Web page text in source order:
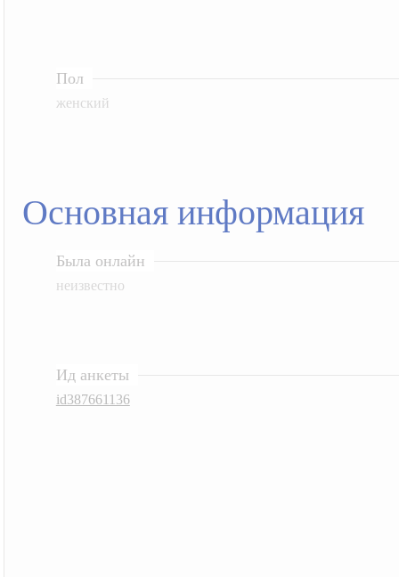
Пол
женский
Основная информация
Была онлайн
неизвестно
Ид анкеты
id387661136